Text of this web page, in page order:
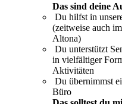
Das sind deine
Du hilfst in
(zeitweise auch
Altona)
Du unterstützt
in vielfältiger
Aktivitäten
Du übernimmst
Büro